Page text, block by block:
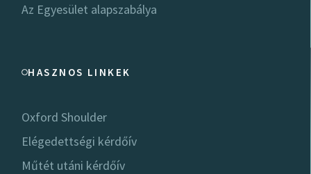
Az Egyesület alapszabálya
HASZNOS LINKEK
Oxford Shoulder
Elégedettségi kérdőív
Műtét utáni kérdőív